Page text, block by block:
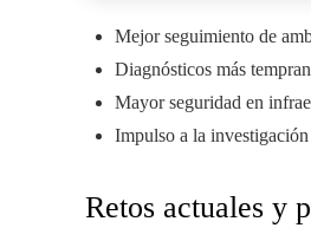
Mejor seguimiento de
Diagnósticos más
Mayor seguridad en
Impulso a la
Retos actuales y